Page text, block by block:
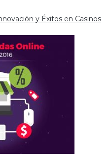
y Éxitos en Casinos